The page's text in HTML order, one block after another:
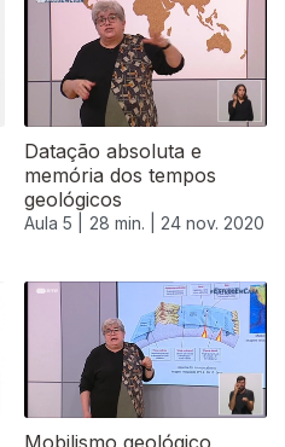
Datação absoluta e
memória dos tempos
geológicos
Aula 5 | 28 min. | 24 nov. 2020